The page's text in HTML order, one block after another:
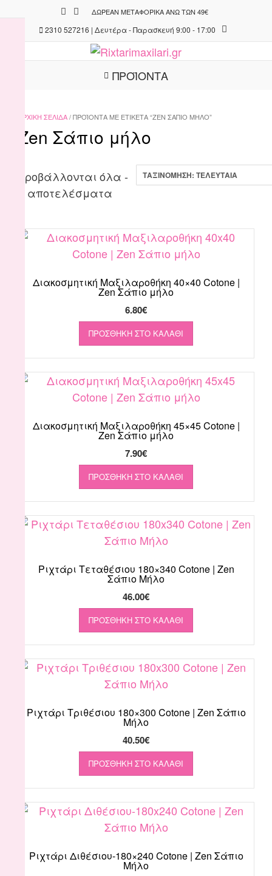
content
ΔΩΡΕΆΝ ΜΕΤΑΦΟΡΙΚΆ ΆΝΩ ΤΩΝ 49€
2310 527216 | Δευτέρα - Παρασκευή 9:00 - 17:00
ΠΡΟΪΟΝΤΑ
ΑΡΧΙΚΉ ΣΕΛΊΔΑ/ ΠΡΟΪΌΝΤΑ ΜΕ ΕΤΙΚΈΤΑ “ZEN ΣΆΠΙΟ ΜΉΛΟ”
Zen Σάπιο μήλο
Προβάλλονται όλα -
7 αποτελέσματα
latest
Διακοσμητική Μαξιλαροθήκη 40×40 Cotone |
Zen Σάπιο μήλο
6.80€
ΠΡΟΣΘΉΚΗ ΣΤΟ ΚΑΛΆΘΙ
Διακοσμητική Μαξιλαροθήκη 45×45 Cotone |
Zen Σάπιο μήλο
7.90€
ΠΡΟΣΘΉΚΗ ΣΤΟ ΚΑΛΆΘΙ
Ριχτάρι Τεταθέσιου 180×340 Cotone | Zen
Σάπιο Μήλο
46.00€
ΠΡΟΣΘΉΚΗ ΣΤΟ ΚΑΛΆΘΙ
Ριχτάρι Τριθέσιου 180×300 Cotone | Zen Σάπιο
Μήλο
40.50€
ΠΡΟΣΘΉΚΗ ΣΤΟ ΚΑΛΆΘΙ
Ριχτάρι Διθέσιου-180×240 Cotone | Zen Σάπιο
Μήλο